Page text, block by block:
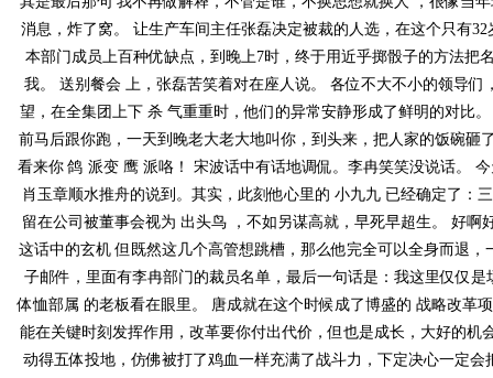
消息，炸了窝。 让生产车间主任张磊决定被裁的人选，在这个只有
本部门成员上百种优缺点，到晚上7时，终于用近乎掷骰子的方法把名
我。 送别餐会 上，张磊苦笑着对在座人说。 各位不大不小的领导
望，在全集团上下 杀 气重重时，他们的异常安静形成了鲜明的对比。
前马后跟你跑，一天到晚老大老大地叫你，到头来，把人家的饭碗砸了
看来你 鸽 派变 鹰 派咯！ 宋波话中有话地调侃。李冉笑笑没说话。
肖玉章顺水推舟的说到。其实，此刻他心里的 小九九 已经确定了：
留在公司被董事会视为 出头鸟 ，不如另谋高就，早死早超生。 好
这话中的玄机 但既然这几个高管想跳槽，那么他完全可以全身而退，
子邮件，里面有李冉部门的裁员名单，最后一句话是：我这里仅仅
体恤部属 的老板看在眼里。 唐成就在这个时候成了博盛的 战略改革
能在关键时刻发挥作用，改革要你付出代价，但也是成长，大好的
动得五体投地，仿佛被打了鸡血一样充满了战斗力，下定决心一定